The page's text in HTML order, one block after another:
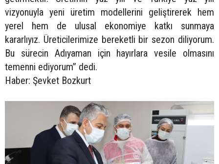
vizyonuyla yeni üretim modellerini geliştirerek hem
yerel hem de ulusal ekonomiye katkı sunmaya
kararlıyız. Üreticilerimize bereketli bir sezon diliyorum.
Bu sürecin Adıyaman için hayırlara vesile olmasını
temenni ediyorum” dedi.
Haber: Şevket Bozkurt